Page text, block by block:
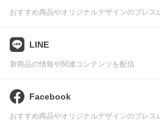
おすすめ商品やオリジナルデザインのブレス
LINE
新商品の情報や関連コンテンツを配信
Facebook
おすすめ商品やオリジナルデザインのブレス